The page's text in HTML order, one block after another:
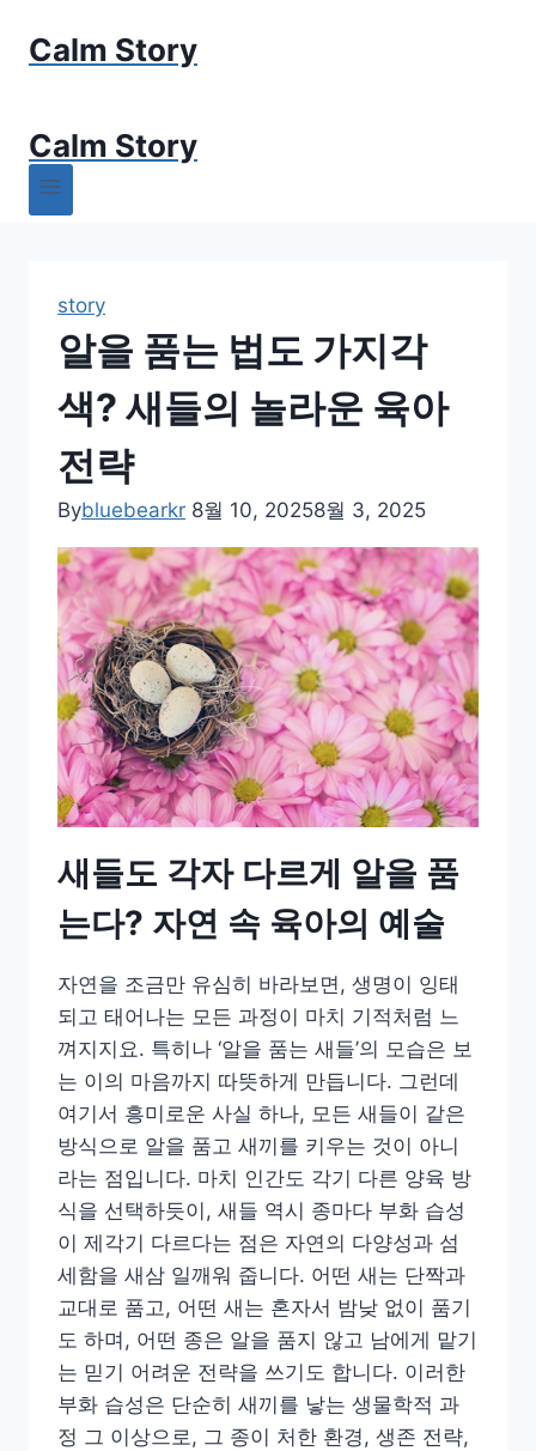
Calm Story
Calm Story
story
알을 품는 법도 가지각
색? 새들의 놀라운 육아
전략
Bybluebearkr 8월 10, 20258월 3, 2025
새들도 각자 다르게 알을 품
는다? 자연 속 육아의 예술
자연을 조금만 유심히 바라보면, 생명이 잉태
되고 태어나는 모든 과정이 마치 기적처럼 느
껴지지요. 특히나 ‘알을 품는 새들’의 모습은 보
는 이의 마음까지 따뜻하게 만듭니다. 그런데
여기서 흥미로운 사실 하나, 모든 새들이 같은
방식으로 알을 품고 새끼를 키우는 것이 아니
라는 점입니다. 마치 인간도 각기 다른 양육 방
식을 선택하듯이, 새들 역시 종마다 부화 습성
이 제각기 다르다는 점은 자연의 다양성과 섬
세함을 새삼 일깨워 줍니다. 어떤 새는 단짝과
교대로 품고, 어떤 새는 혼자서 밤낮 없이 품기
도 하며, 어떤 종은 알을 품지 않고 남에게 맡기
는 믿기 어려운 전략을 쓰기도 합니다. 이러한
부화 습성은 단순히 새끼를 낳는 생물학적 과
정 그 이상으로, 그 종이 처한 환경, 생존 전략,